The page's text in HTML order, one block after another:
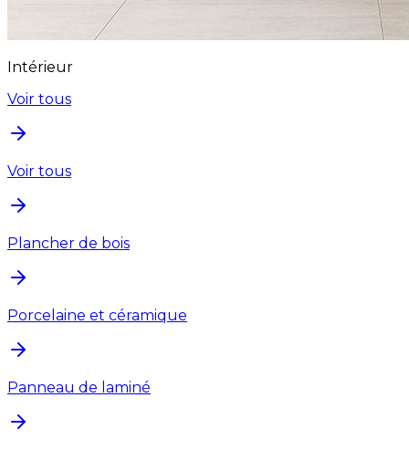
Intérieur
Voir tous
Voir tous
Plancher de bois
Porcelaine et céramique
Panneau de laminé